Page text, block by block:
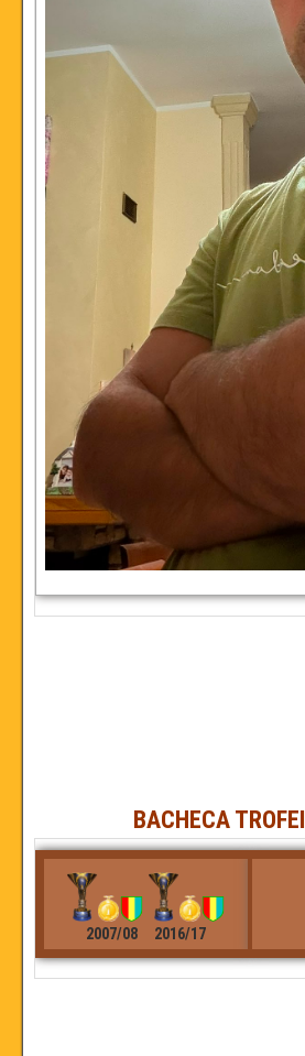
BACHECA TROFEI
2007/08 2016/17